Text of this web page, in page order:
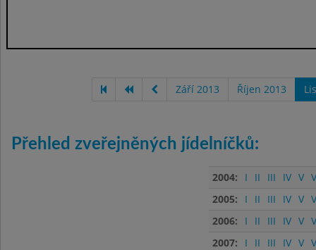
Září 2013 Říjen 2013
Přehled zveřejněných jídelníčků:
2004: I II III IV V
2005:
I II III IV V
2006:
I II III IV V
2007:
I II III IV V